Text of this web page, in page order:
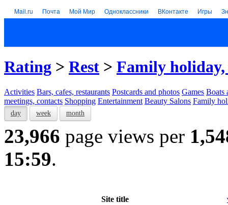
Mail.ru Почта Мой Мир Одноклассники ВКонтакте Игры
Rating > Rest > Family holiday,
Activities Bars, cafes, restaurants Postcards and photos Games Boats
meetings, contacts Shopping Entertainment Beauty Salons Family
day week month
23,966 page views per
15:59.
Site title